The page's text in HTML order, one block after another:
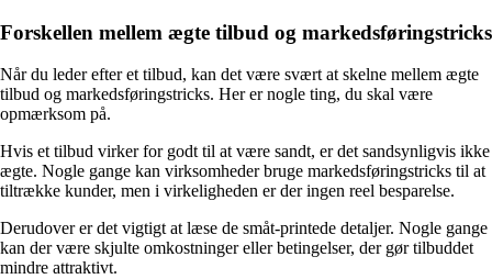
Forskellen mellem ægte tilbud og markedsføringstricks
Når du leder efter et tilbud, kan det være svært at skelne mellem ægte
tilbud og markedsføringstricks. Her er nogle ting, du skal være
opmærksom på.
Hvis et tilbud virker for godt til at være sandt, er det sandsynligvis ikke
ægte. Nogle gange kan virksomheder bruge markedsføringstricks til at
tiltrække kunder, men i virkeligheden er der ingen reel besparelse.
Derudover er det vigtigt at læse de småt-printede detaljer. Nogle gange
kan der være skjulte omkostninger eller betingelser, der gør tilbuddet
mindre attraktivt.